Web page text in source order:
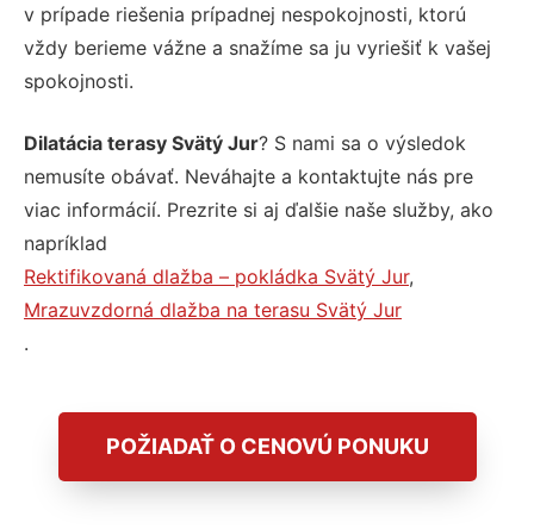
v prípade riešenia prípadnej nespokojnosti, ktorú
vždy berieme vážne a snažíme sa ju vyriešiť k vašej
spokojnosti.
Dilatácia terasy Svätý Jur? S nami sa o výsledok
nemusíte obávať. Neváhajte a kontaktujte nás pre
viac informácií. Prezrite si aj ďalšie naše služby, ako
napríklad
Rektifikovaná dlažba – pokládka Svätý Jur,
Mrazuvzdorná dlažba na terasu Svätý Jur
.
POŽIADAŤ O CENOVÚ PONUKU